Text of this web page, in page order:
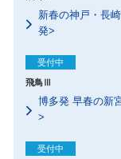
新春の神戸・長
発>
飛鳥Ⅲ
受付中
博多発 早春の新
>
受付中